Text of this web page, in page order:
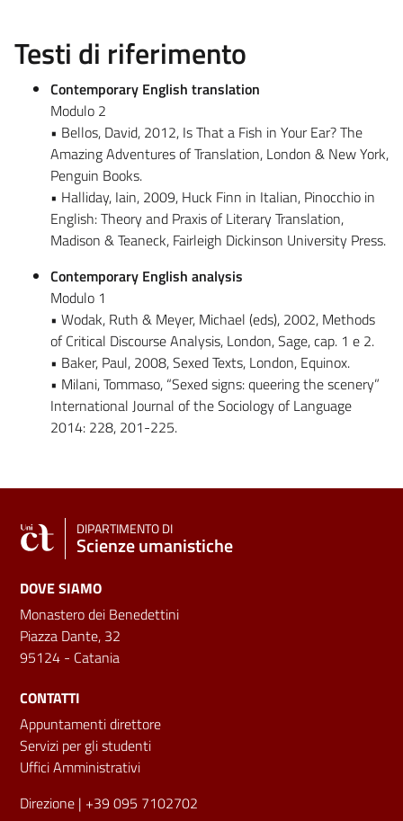
Testi di riferimento
Contemporary English translation
Modulo 2
• Bellos, David, 2012, Is That a Fish in Your Ear? The
Amazing Adventures of Translation, London & New York,
Penguin Books.
• Halliday, Iain, 2009, Huck Finn in Italian, Pinocchio in
English: Theory and Praxis of Literary Translation,
Madison & Teaneck, Fairleigh Dickinson University Press.
Contemporary English analysis
Modulo 1
• Wodak, Ruth & Meyer, Michael (eds), 2002, Methods
of Critical Discourse Analysis, London, Sage, cap. 1 e 2.
• Baker, Paul, 2008, Sexed Texts, London, Equinox.
• Milani, Tommaso, “Sexed signs: queering the scenery”
International Journal of the Sociology of Language
2014: 228, 201-225.
DIPARTIMENTO DI
Scienze umanistiche
DOVE SIAMO
Monastero dei Benedettini
Piazza Dante, 32
95124 - Catania
CONTATTI
Appuntamenti direttore
Servizi per gli studenti
Uffici Amministrativi
Direzione | +39 095 7102702